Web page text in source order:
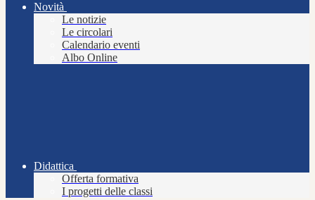
Novità
Le notizie
Le circolari
Calendario eventi
Albo Online
Didattica
Offerta formativa
I progetti delle classi